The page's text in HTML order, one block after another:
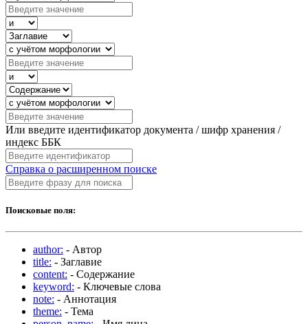
Или введите идентификатор документа / шифр хранения /
индекс ББК
Справка о расширенном поиске
Поисковые поля:
author: - Автор
title: - Заглавие
content: - Содержание
keyword: - Ключевые слова
note: - Аннотация
theme: - Тема